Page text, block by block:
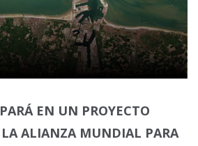
EN UN PROYECTO
ALIANZA MUNDIAL PARA